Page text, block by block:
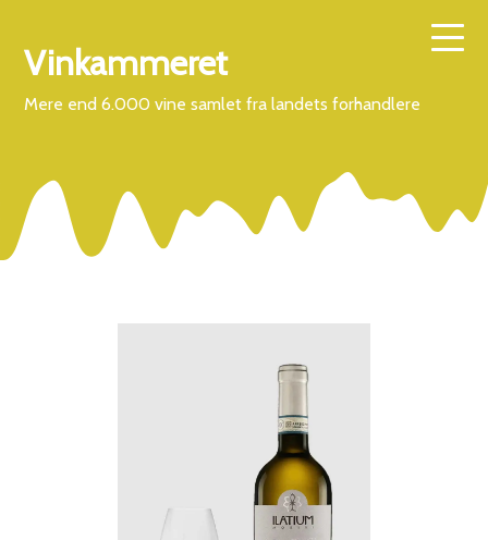
Vinkammeret
Mere end 6.000 vine samlet fra landets forhandlere